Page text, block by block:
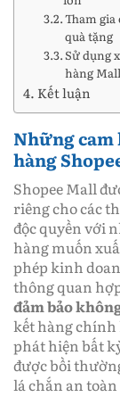
Tham
quà tặng
Sử dụng
hàng Mall
Kết luận
Những
hàng
Shopee Mall
riêng cho các
độc quyền với
hàng muốn
phép kinh
thông quan
đảm bảo
kết hàng chính
phát hiện bất
được bồi
lá chắn an